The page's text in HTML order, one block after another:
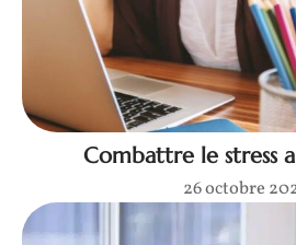
Combattre le stress
26 octobre